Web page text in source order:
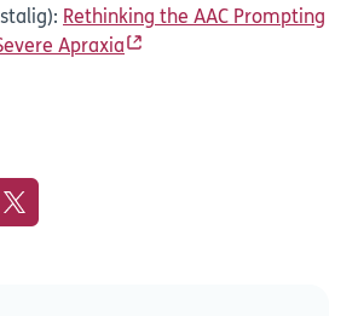
Rethinking the AAC Prompting
Apraxia